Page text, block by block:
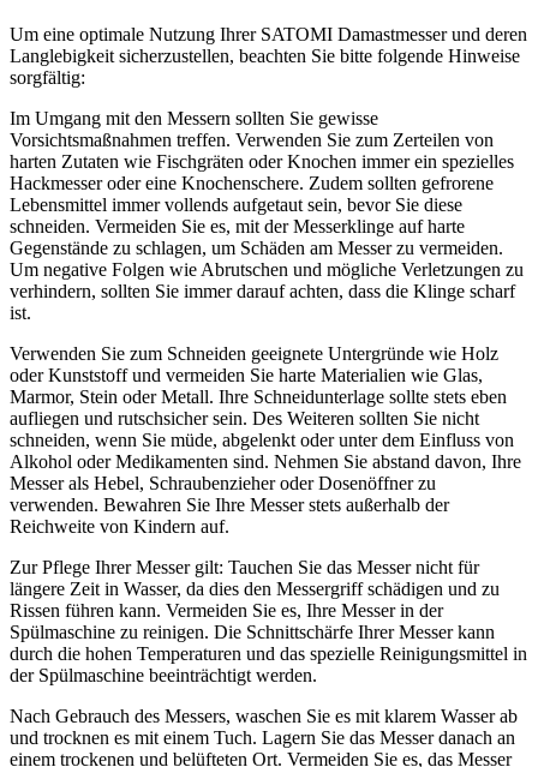
Um eine optimale Nutzung Ihrer SATOMI Damastmesser und deren
Langlebigkeit sicherzustellen, beachten Sie bitte folgende Hinweise
sorgfältig:
Im Umgang mit den Messern sollten Sie gewisse
Vorsichtsmaßnahmen treffen. Verwenden Sie zum Zerteilen von
harten Zutaten wie Fischgräten oder Knochen immer ein spezielles
Hackmesser oder eine Knochenschere. Zudem sollten gefrorene
Lebensmittel immer vollends aufgetaut sein, bevor Sie diese
schneiden. Vermeiden Sie es, mit der Messerklinge auf harte
Gegenstände zu schlagen, um Schäden am Messer zu vermeiden.
Um negative Folgen wie Abrutschen und mögliche Verletzungen zu
verhindern, sollten Sie immer darauf achten, dass die Klinge scharf
ist.
Verwenden Sie zum Schneiden geeignete Untergründe wie Holz
oder Kunststoff und vermeiden Sie harte Materialien wie Glas,
Marmor, Stein oder Metall. Ihre Schneidunterlage sollte stets eben
aufliegen und rutschsicher sein. Des Weiteren sollten Sie nicht
schneiden, wenn Sie müde, abgelenkt oder unter dem Einfluss von
Alkohol oder Medikamenten sind. Nehmen Sie abstand davon, Ihre
Messer als Hebel, Schraubenzieher oder Dosenöffner zu
verwenden. Bewahren Sie Ihre Messer stets außerhalb der
Reichweite von Kindern auf.
Zur Pflege Ihrer Messer gilt: Tauchen Sie das Messer nicht für
längere Zeit in Wasser, da dies den Messergriff schädigen und zu
Rissen führen kann. Vermeiden Sie es, Ihre Messer in der
Spülmaschine zu reinigen. Die Schnittschärfe Ihrer Messer kann
durch die hohen Temperaturen und das spezielle Reinigungsmittel in
der Spülmaschine beeinträchtigt werden.
Nach Gebrauch des Messers, waschen Sie es mit klarem Wasser ab
und trocknen es mit einem Tuch. Lagern Sie das Messer danach an
einem trockenen und belüfteten Ort. Vermeiden Sie es, das Messer